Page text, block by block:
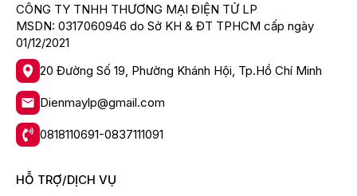
Sức chứa lớn
Thiết kế giàn rửa kiểu châu Á với khay gập linh hoạt,
nâng hạ tùy theo nhu cầu sử dụng. Việc linh hoạt điều
chỉnh khay có thể giúp bạn dễ dàng rửa các loại
nồi/chảo tô lớn mà không quá khó để sắp xếp​.
Bên trong máy rửa chén Comfee có trang bị 2 giàn rửa
mọi ngóc ngách với 3 tay phun quay 360 độ.
CÔNG TY TNHH THƯƠNG MẠI ĐIỆN TỬ LP
MSDN: 0317060946 do Sở KH & ĐT TPHCM cấp ngày
01/12/2021
20 Đường Số 19, Phường Khánh Hội, Tp.Hồ Chí Minh
Dienmaylp@gmail.com
0818110691-0837111091
HỖ TRỢ/DỊCH VỤ